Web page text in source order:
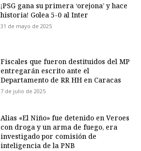
¡PSG gana su primera ‘orejona’ y hace
historia! Golea 5-0 al Inter
31 de mayo de 2025
Fiscales que fueron destituidos del MP
entregarán escrito ante el
Departamento de RR HH en Caracas
7 de julio de 2025
Alias «El Niño» fue detenido en Veroes
con droga y un arma de fuego, era
investigado por comisión de
inteligencia de la PNB